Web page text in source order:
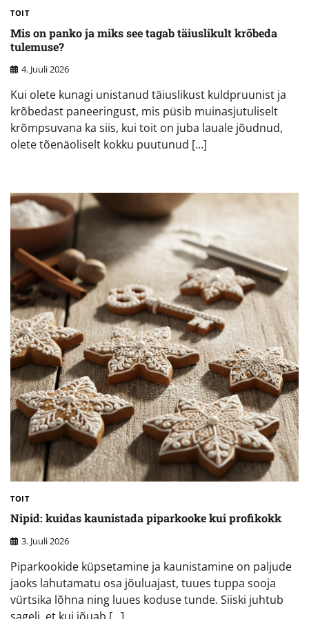
TOIT
Mis on panko ja miks see tagab täiuslikult krõbeda
tulemuse?
4. Juuli 2026
Kui olete kunagi unistanud täiuslikust kuldpruunist ja
krõbedast paneeringust, mis püsib muinasjutuliselt
krõmpsuvana ka siis, kui toit on juba lauale jõudnud,
olete tõenäoliselt kokku puutunud […]
TOIT
Nipid: kuidas kaunistada piparkooke kui profikokk
3. Juuli 2026
Piparkookide küpsetamine ja kaunistamine on paljude
jaoks lahutamatu osa jõuluajast, tuues tuppa sooja
vürtsika lõhna ning luues koduse tunde. Siiski juhtub